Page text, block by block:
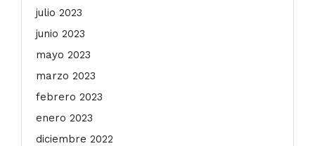
julio 2023
junio 2023
mayo 2023
marzo 2023
febrero 2023
enero 2023
diciembre 2022